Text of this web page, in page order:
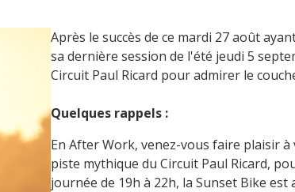
Après le succès de ce mardi 27 août
sa dernière session de l'été jeudi 5
Circuit Paul Ricard pour admirer le
Quelques rappels :
En After Work, venez-vous faire plaisir
piste mythique du Circuit Paul Ricard,
journée de 19h à 22h, la Sunset Bike